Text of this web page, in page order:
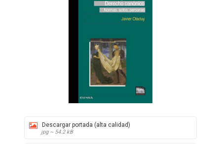
Descargar portada (alta calidad)
jpg ~ 54.2 kB